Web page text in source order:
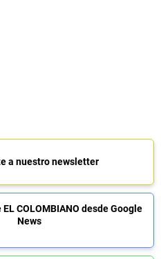
a nuestro newsletter
COLOMBIANO desde Google
News